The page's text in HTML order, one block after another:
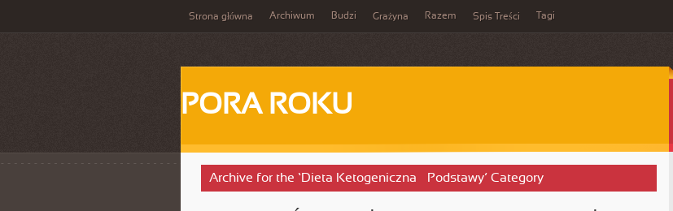
Strona główna Archiwum Budzi Grażyna Razem Spis Treści Tagi
PORA ROKU
Archive for the ‘Dieta Ketogeniczna – Podstawy’ Category